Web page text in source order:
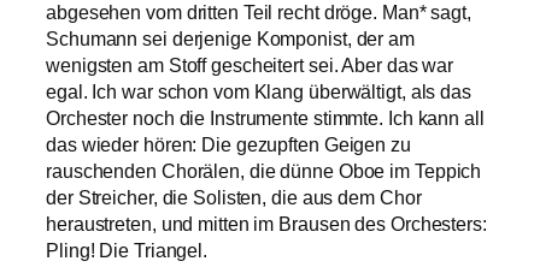
abgesehen vom dritten Teil recht dröge. Man* sagt,
Schumann sei derjenige Komponist, der am
wenigsten am Stoff gescheitert sei. Aber das war
egal. Ich war schon vom Klang überwältigt, als das
Orchester noch die Instrumente stimmte. Ich kann all
das wieder hören: Die gezupften Geigen zu
rauschenden Chorälen, die dünne Oboe im Teppich
der Streicher, die Solisten, die aus dem Chor
heraustreten, und mitten im Brausen des Orchesters:
Pling! Die Triangel.